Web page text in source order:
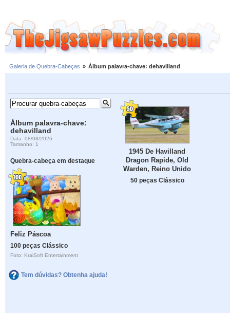
Galeria de Quebra-Cabeças » Álbum palavra-chave: dehavilland
Álbum palavra-chave:
dehavilland
Data: 08/08/2026
Tamanho: 1
Quebra-cabeça em destaque
Feliz Páscoa
100 peças Clássico
Foto: KraiSoft Entertainment
Tem dúvidas? Obtenha ajuda!
1945 De Havilland
Dragon Rapide, Old
Warden, Reino Unido
50 peças Clássico